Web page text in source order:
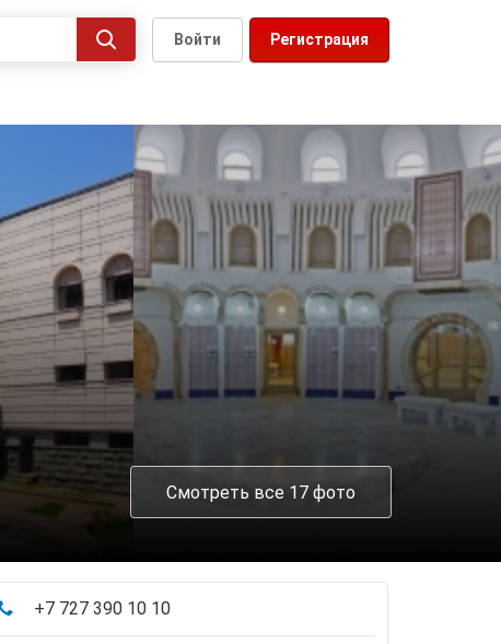
Регистрация
Войти
Смотреть все 17 фото
+7 727 390 10 10